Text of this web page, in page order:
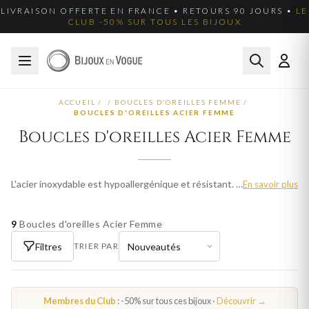
LIVRAISON OFFERTE EN FRANCE • RETOURS 90 JOURS • LE
CLUB -50% SUR TOUS LES BIJOUX
ACCUEIL / / BOUCLES D'OREILLES FEMME /
BOUCLES D'OREILLES ACIER FEMME
Boucles d'oreilles Acier Femme
L'acier inoxydable est hypoallergénique et résistant. Nos boucles d'oreilles en acier femme conservent leur éclat sans entretien particulier. Livraison offerte en France.En savoir plus
9 Boucles d'oreilles Acier Femme
Filtres
TRIER PAR
Membres du Club : -50% sur tous ces bijoux ·Découvrir →